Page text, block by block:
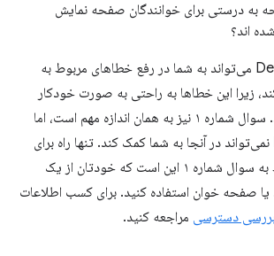
به درستی برای خوانندگان صفحه نمایش
اند؟
به طور کلی، DevTools می‌تواند به شما در رفع خطاهای مربوط به
۲ کمک کند، زیرا این خطاها به راحتی به صورت خودکار
قابل تشخیص هستند. سوال شماره ۱ نیز به همان اندازه مهم است، اما
متأسفانه DevTools نمی‌تواند در آنجا به شما کمک کند. تنها راه برای
یافتن خطاهای مربوط به سوال شماره ۱ این است که خودتان از یک
صفحه خوان استفاده کنید. برای کسب اطلاعات
بررسی دسترسی مراجعه کنید.